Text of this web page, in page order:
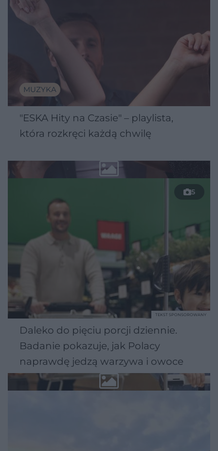
MUZYKA
"ESKA Hity na Czasie" – playlista,
która rozkręci każdą chwilę
5
Daleko do pięciu porcji dziennie.
Badanie pokazuje, jak Polacy
naprawdę jedzą warzywa i owoce
TEKST SPONSOROWANY